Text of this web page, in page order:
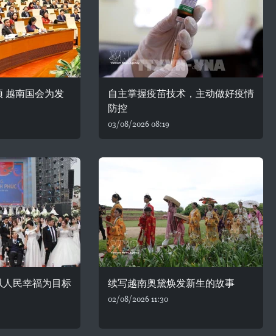
越南国会为发
自主掌握疫苗技术，主动做好疫情
防控
03/08/2026 08:19
民幸福为目标 续写越南奥黛焕发新生的故事
02/08/2026 11:30